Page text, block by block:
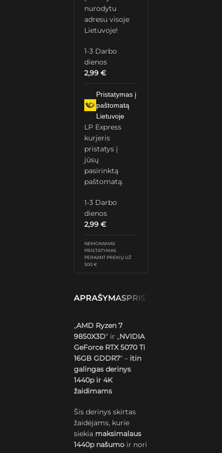
nurodytu
adresu visoje
Lietuvoje!
1-3 Darbo
dienos
2,99€
Pristatymas į
paštomatą
Lietuvoje
LP Express
kurjeris
pristatys į
jūsų
pasirinktą
paštomatą.
1-3 Darbo
dienos
2,99€
NEMOKAMAS
PRISTATYMAS
PERKANT PREKIŲ UŽ
500 €
APRAŠYMASPRISTATYMAS IR
„AMD Ryzen 7
9850X3D“ ir „NVIDIA
GeForce RTX 5070 Ti
16GB GDDR7“ – itin
galingas derinys
1440p ir 4K
žaidimams
Šis derinys skirtas
žaidėjams, kurie
siekia maksimalaus
1440p našumo ir nori